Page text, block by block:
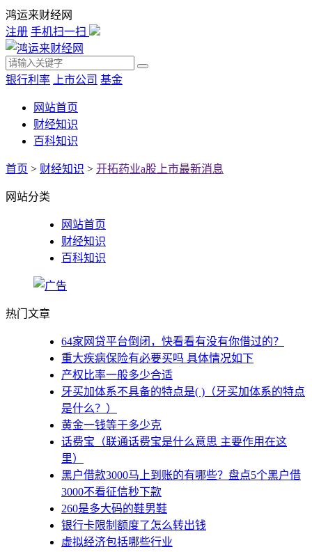
鸿运来财经网
注册 手机扫一扫
银行利率 上市公司 基金
网站首页
财经知识
百科知识
首页 > 财经知识 > 开拓药业a股上市最新消息
网站分类
网站首页
财经知识
百科知识
热门文章
64家网贷平台倒闭，快看看有没有你借过的？
重大疾病保险有必要买吗 具体情况如下
产权比率一般多少合适
牙买加体系不具备的特点是( )（牙买加体系的特点
是什么？）
黄金一钱等于多少克
话费宝（联通话费宝是什么意思 主要作用在这
里）
黑户借款3000马上到账的有哪些？盘点5个黑户借
3000不看征信秒下款
260是多大码的鞋男鞋
银行卡限制额度了怎么转出钱
虚拟经济包括哪些行业